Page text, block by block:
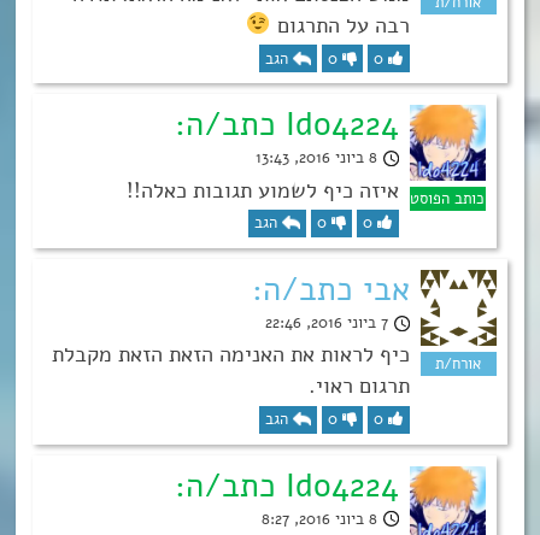
רבה על התרגום
0
0 הגב
Ido4224 כתב/ה:
8 ביוני 2016, 13:43
איזה כיף לשמוע תגובות כאלה!!
0
0 הגב
אבי כתב/ה:
7 ביוני 2016, 22:46
כיף לראות את האנימה הזאת הזאת מקבלת
תרגום ראוי.
0
0 הגב
Ido4224 כתב/ה:
8 ביוני 2016, 8:27